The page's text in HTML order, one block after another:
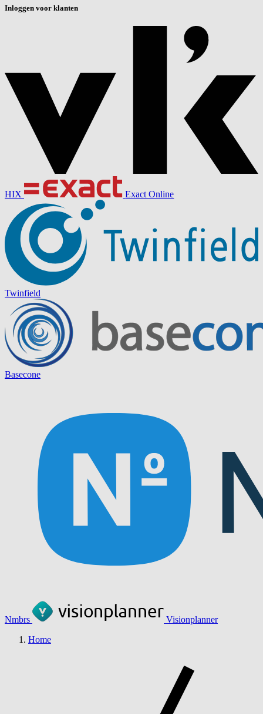
Inloggen voor klanten
HIX Exact Online
Twinfield
Basecone
Nmbrs
Visionplanner
Home